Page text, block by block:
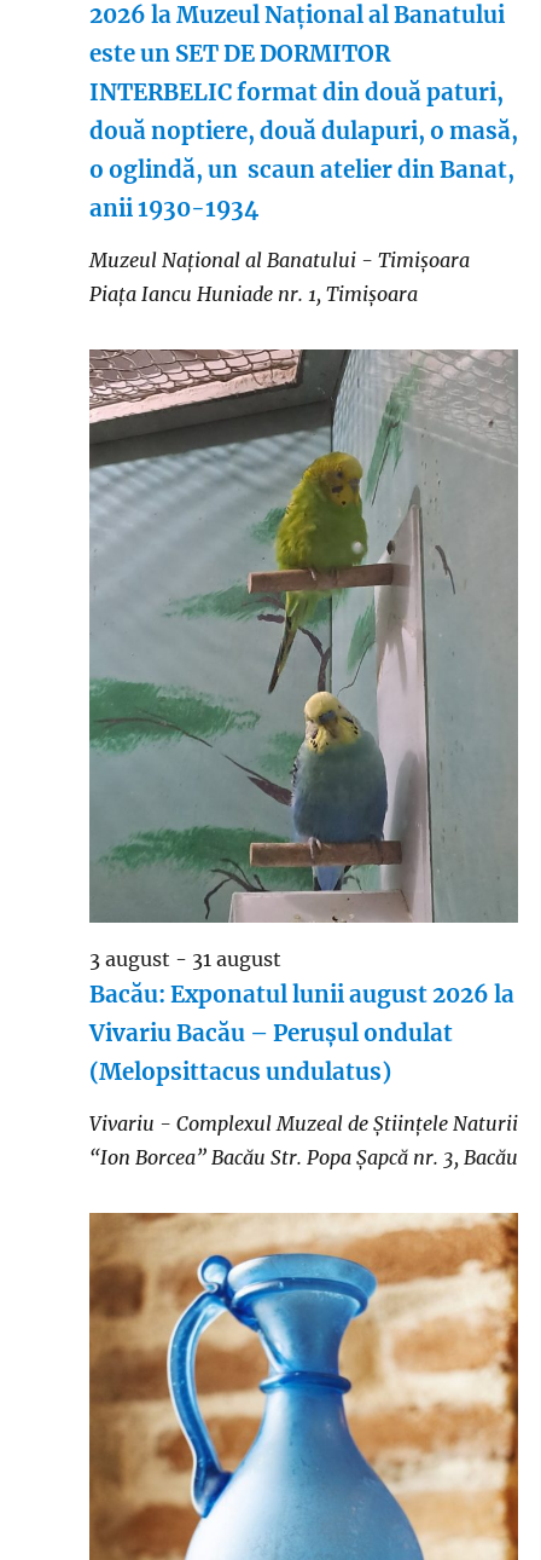
2026 la Muzeul Național al Banatului
este un SET DE DORMITOR
INTERBELIC format din două paturi,
două noptiere, două dulapuri, o masă,
o oglindă, un scaun atelier din Banat,
anii 1930-1934
Muzeul Național al Banatului - Timișoara
Piaţa Iancu Huniade nr. 1, Timișoara
Bacău: Exponatul lunii august 2026 la
Vivariu Bacău – Perușul ondulat
(Melopsittacus undulatus)
3 august - 31 august
Vivariu - Complexul Muzeal de Științele Naturii
“Ion Borcea” Bacău Str. Popa Șapcă nr. 3, Bacău